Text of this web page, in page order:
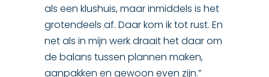
als een klushuis, maar inmiddels is het
grotendeels af. Daar kom ik tot rust. En
net als in mijn werk draait het daar om
de balans tussen plannen maken,
aanpakken en gewoon even zijn.”